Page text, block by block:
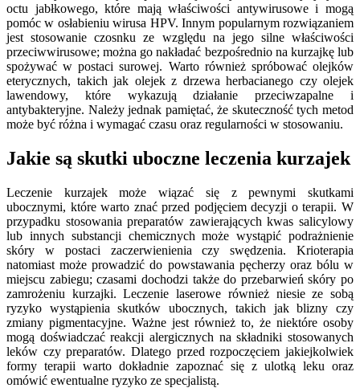
octu jabłkowego, które mają właściwości antywirusowe i mogą
pomóc w osłabieniu wirusa HPV. Innym popularnym rozwiązaniem
jest stosowanie czosnku ze względu na jego silne właściwości
przeciwwirusowe; można go nakładać bezpośrednio na kurzajkę lub
spożywać w postaci surowej. Warto również spróbować olejków
eterycznych, takich jak olejek z drzewa herbacianego czy olejek
lawendowy, które wykazują działanie przeciwzapalne i
antybakteryjne. Należy jednak pamiętać, że skuteczność tych metod
może być różna i wymagać czasu oraz regularności w stosowaniu.
Jakie są skutki uboczne leczenia kurzajek
Leczenie kurzajek może wiązać się z pewnymi skutkami
ubocznymi, które warto znać przed podjęciem decyzji o terapii. W
przypadku stosowania preparatów zawierających kwas salicylowy
lub innych substancji chemicznych może wystąpić podrażnienie
skóry w postaci zaczerwienienia czy swędzenia. Krioterapia
natomiast może prowadzić do powstawania pęcherzy oraz bólu w
miejscu zabiegu; czasami dochodzi także do przebarwień skóry po
zamrożeniu kurzajki. Leczenie laserowe również niesie ze sobą
ryzyko wystąpienia skutków ubocznych, takich jak blizny czy
zmiany pigmentacyjne. Ważne jest również to, że niektóre osoby
mogą doświadczać reakcji alergicznych na składniki stosowanych
leków czy preparatów. Dlatego przed rozpoczęciem jakiejkolwiek
formy terapii warto dokładnie zapoznać się z ulotką leku oraz
omówić ewentualne ryzyko ze specjalistą.